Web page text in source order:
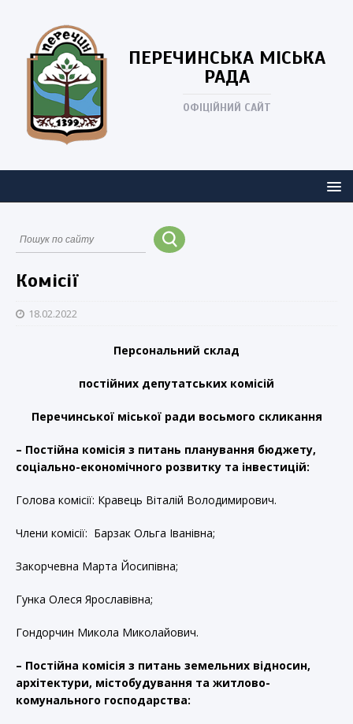
ПЕРЕЧИНСЬКА МІСЬКА
РАДА
ОФІЦІЙНИЙ САЙТ
Комісії
18.02.2022
Персональний склад
постійних депутатських комісій
Перечинської міської ради восьмого скликання
– Постійна комісія з питань планування бюджету,
соціально-економічного розвитку та інвестицій:
Голова комісії: Кравець Віталій Володимирович.
Члени комісії: Барзак Ольга Іванівна;
Закорчевна Марта Йосипівна;
Гунка Олеся Ярославівна;
Гондорчин Микола Миколайович.
– Постійна комісія з питань земельних відносин,
архітектури, містобудування та житлово-
комунального господарства: